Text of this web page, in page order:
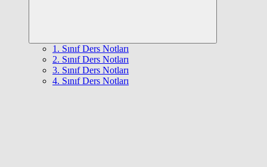
1. Sınıf Ders Notları
2. Sınıf Ders Notları
3. Sınıf Ders Notları
4. Sınıf Ders Notları